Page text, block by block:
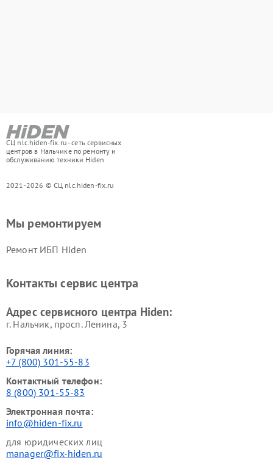
СЦ nlc.hiden-fix.ru - сеть сервисных
центров в Нальчике по ремонту и
обслуживанию техники Hiden
2021-2026 © СЦ nlc.hiden-fix.ru
Мы ремонтируем
Ремонт ИБП Hiden
Контакты сервис центра
Адрес сервисного центра Hiden:
г. Нальчик, просп. Ленина, 3
Горячая линия:
+7 (800) 301-55-83
Контактный телефон:
8 (800) 301-55-83
Электронная почта:
info@hiden-fix.ru
для юридических лиц
manager@fix-hiden.ru